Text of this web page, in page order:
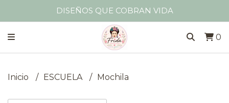
DISEÑOS QUE COBRAN VIDA
0
Inicio ESCUELA Mochila